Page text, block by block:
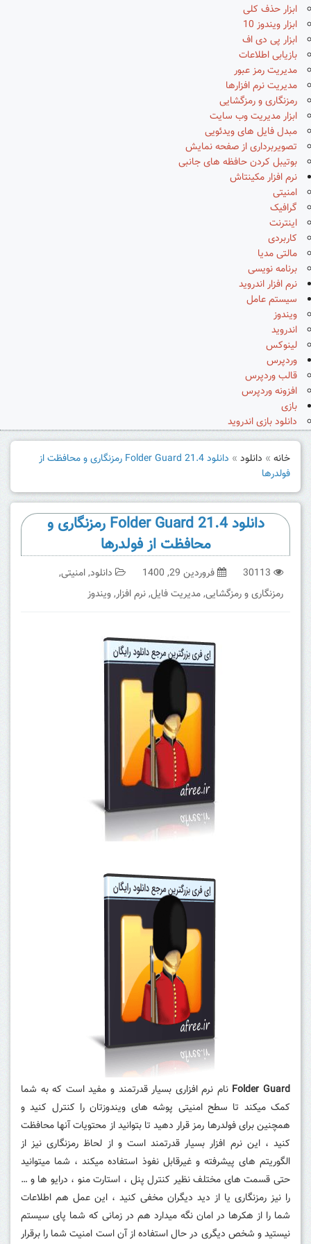
ابزار حذف کلی
ابزار ویندوز 10
ابزار پی دی اف
بازیابی اطلاعات
مدیریت رمز عبور
مدیریت نرم افزارها
رمزنگاری و رمزگشایی
ابزار مدیریت وب سایت
مبدل فایل های ویدئویی
تصویربرداری از صفحه نمایش
بوتیبل کردن حافظه های جانبی
نرم افزار مکینتاش
امنیتی
گرافیک
اینترنت
کاربردی
مالتی مدیا
برنامه نویسی
نرم افزار اندروید
سیستم عامل
ویندوز
اندروید
لینوکس
وردپرس
قالب وردپرس
افزونه وردپرس
بازی
دانلود بازی اندروید
خانه » دانلود »
دانلود Folder Guard 21.4 رمزنگاری و محافظت از
فولدرها
دانلود Folder Guard 21.4 رمزنگاری و
محافظت از فولدرها
30113 فروردین 29, 1400 دانلود,امنیتی,
رمزنگاری و رمزگشایی,مدیریت فایل,نرم افزار,ویندوز
Folder Guard نام نرم افزاری بسیار قدرتمند و مفید است که به شما
کمک میکند تا سطح امنیتی پوشه های ویندوزتان را کنترل کنید و
همچنین برای فولدرها رمز قرار دهید تا بتوانید از محتویات آنها محافظت
کنید ، این نرم افزار بسیار قدرتمند است و از لحاظ رمزنگاری نیز از
الگوریتم های پیشرفته و غیرقابل نفوذ استفاده میکند ، شما میتوانید
حتی قسمت های مختلف نظیر کنترل پنل ، استارت منو ، درایو ها و …
را نیز رمزنگاری یا از دید دیگران مخفی کنید ، این عمل هم اطلاعات
شما را از هکرها در امان نگه میدارد هم در زمانی که شما پای سیستم
نیستید و شخص دیگری در حال استفاده از آن است امنیت شما را برقرار